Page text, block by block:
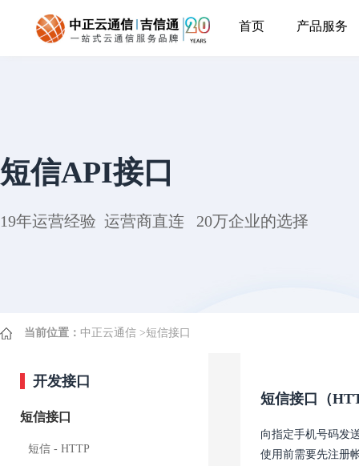
首页 产品服务
短信API接口
19年运营经验 运营商直连 20万企业的选择
当前位置： 中正云通信 >短信接口
开发接口
短信接口
短信 - HTTP
短信接口（
向指定手机号码发
使用前需要先注册